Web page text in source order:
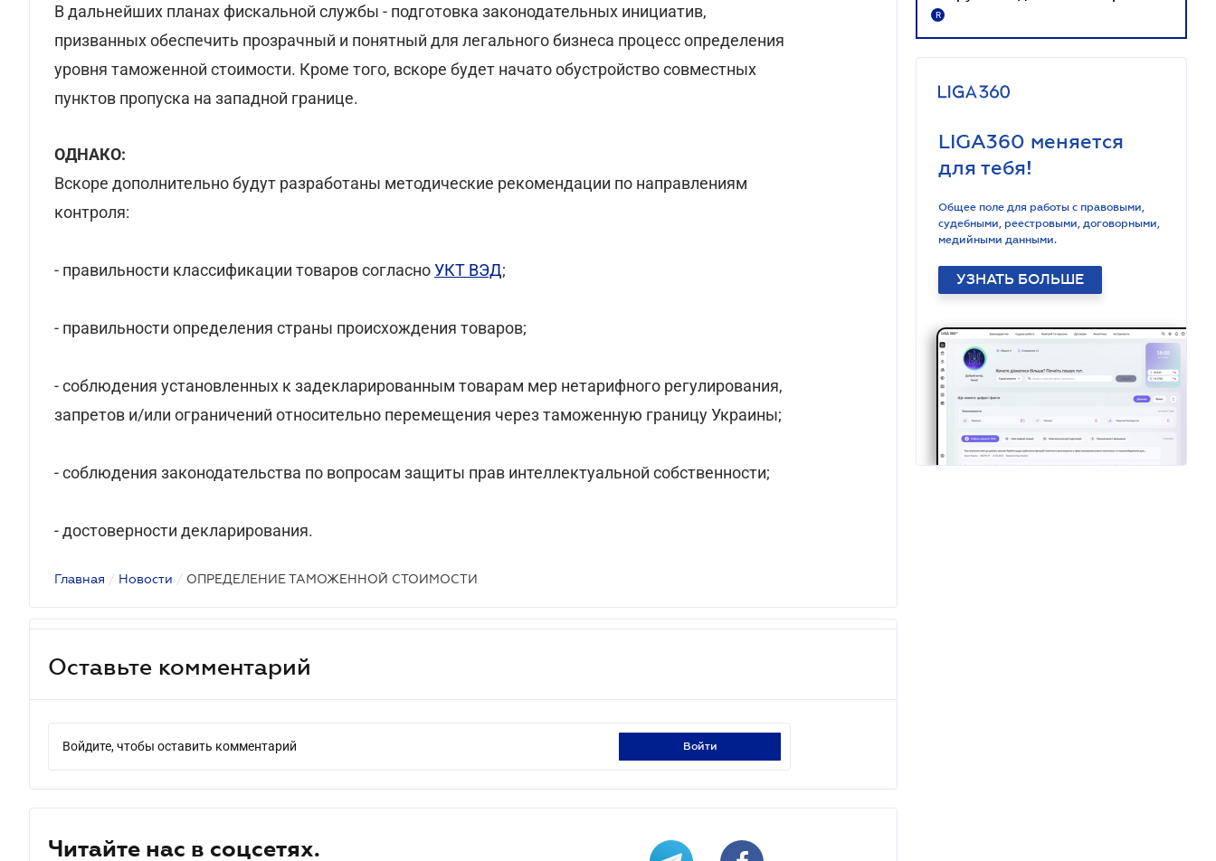
В дальнейших планах фискальной службы - подготовка законодательных инициатив,
призванных обеспечить прозрачный и понятный для легального бизнеса процесс определения
уровня таможенной стоимости. Кроме того, вскоре будет начато обустройство совместных
пунктов пропуска на западной границе.
ОДНАКО:
Вскоре дополнительно будут разработаны методические рекомендации по направлениям
контроля:
- правильности классификации товаров согласноУКТ ВЭД;
- правильности определения страны происхождения товаров;
- соблюдения установленных к задекларированным товарам мер нетарифного регулирования,
запретов и/или ограничений относительно перемещения через таможенную границу Украины;
- соблюдения законодательства по вопросам защиты прав интеллектуальной собственности;
- достоверности декларирования.
Главная / Новости / ОПРЕДЕЛЕНИЕ ТАМОЖЕННОЙ СТОИМОСТИ
Оставьте комментарий
Войдите, чтобы оставить комментарий войти
Читайте нас в соцсетях.
R
LIGA360 меняется
для тебя!
Общее поле для работы с правовыми,
судебными, реестровыми, договорными,
медийными данными.
УЗНАТЬ БОЛЬШЕ